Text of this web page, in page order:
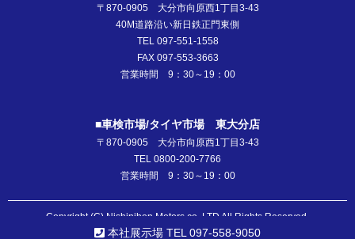
〒870-0905 大分市向原西1丁目3-43
40M道路沿い新日鉄正門東側
TEL 097-551-1558
FAX 097-553-3663
営業時間 9：30～19：00
■車検市場/タイヤ市場 東大分店
〒870-0905 大分市向原西1丁目3-43
TEL 0800-200-7766
営業時間 9：30～19：00
Copyright (C) Nishinihon Motors co.,LTD All Rights Reserved.
本社展示場 TEL 097-558-9050